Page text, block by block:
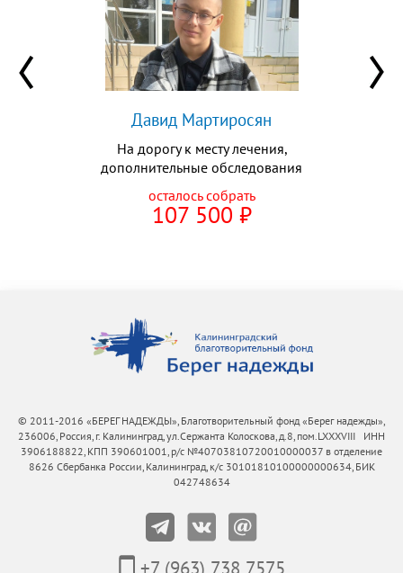
Давид Мартиросян
На дорогу к месту лечения,
дополнительные обследования
осталось собрать
107 500 ⃏
© 2011-2016 «БЕРЕГ НАДЕЖДЫ», Благотворительный фонд «Берег надежды»,
236006, Россия, г. Калининград, ул.Сержанта Колоскова, д.8, пом.LXXXVIII ИНН
3906188822, КПП 390601001, р/с №40703810720010000037 в отделение
8626 Сбербанка России, Калининград, к/с 30101810100000000634, БИК
042748634